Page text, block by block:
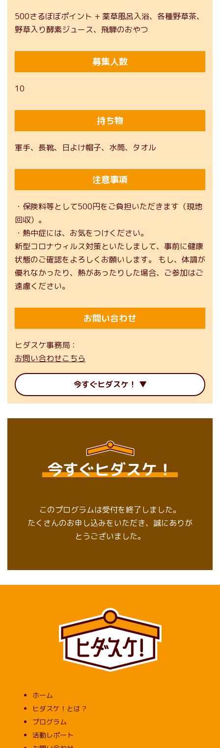
500さるぼぼポイント + 薬草風呂入浴、各種野草茶、
野草入り酵素ジュース、飛騨のおやつ
募集人数
10
持ち物
軍手、長靴、日よけ帽子、水筒、タオル
注意事項
・保険料等として500円をご負担いただきます（現地
回収）。
・熱中症には、お気をつけください。
新型コロナウィルス対策といたしまして、事前に健康
状態のご確認をよろしくお願いします。 もし、体調が
優れなかったり、熱があったりした場合、ご参加はご
遠慮ください。
お問い合わせ
ヒダスケ事務局
お問い合わせこちら
今すぐヒダスケ！
今すぐヒダスケ！
このプログラムは受付を終了しました。
たくさんのお申し込みをいただき、誠にありが
とうございました。
ホーム
ヒダスケ！とは？
プログラム
活動レポート